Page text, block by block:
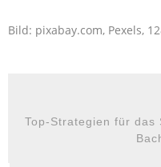
Bild: pixabay.com, Pexels,
Top-Strategien für das